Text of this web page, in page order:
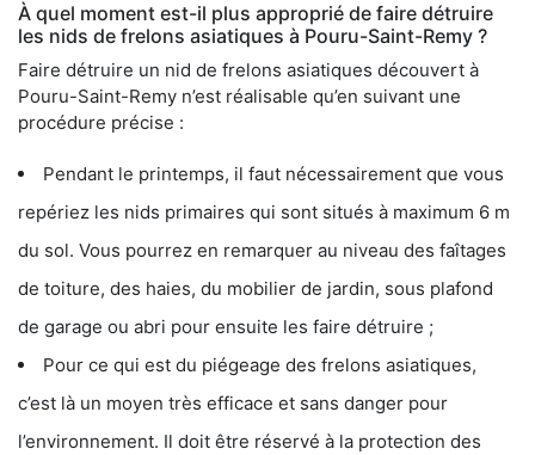
À quel moment est-il plus approprié de faire détruire
les nids de frelons asiatiques à Pouru-Saint-Remy ?
Faire détruire un nid de frelons asiatiques découvert à
Pouru-Saint-Remy n’est réalisable qu’en suivant une
procédure précise :
Pendant le printemps, il faut nécessairement que vous
repériez les nids primaires qui sont situés à maximum 6 m
du sol. Vous pourrez en remarquer au niveau des faîtages
de toiture, des haies, du mobilier de jardin, sous plafond
de garage ou abri pour ensuite les faire détruire ;
Pour ce qui est du piégeage des frelons asiatiques,
c’est là un moyen très efficace et sans danger pour
l’environnement. Il doit être réservé à la protection des